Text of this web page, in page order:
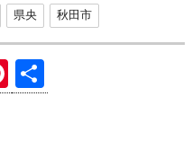
県央 秋田市
Pi
nt 有